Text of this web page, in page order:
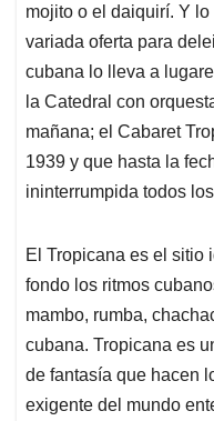
mojito o el daiquirí. Y
variada oferta para
cubana lo lleva a
la Catedral con
mañana; el Cabaret
1939 y que hasta la
ininterrumpida todos
El Tropicana es el sitio
fondo los ritmos
mambo, rumba,
cubana. Tropicana es
de fantasía que hacen
exigente del mundo